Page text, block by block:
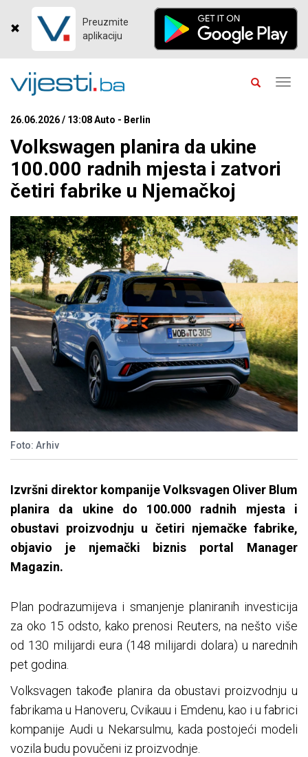
Preuzmite
aplikaciju
26.06.2026 / 13:08 Auto - Berlin
Volkswagen planira da ukine
100.000 radnih mjesta i zatvori
četiri fabrike u Njemačkoj
Foto: Arhiv
Izvršni direktor kompanije Volksvagen Oliver Blum
planira da ukine do 100.000 radnih mjesta i
obustavi proizvodnju u četiri njemačke fabrike,
objavio je njemački biznis portal Manager
Magazin.
Plan podrazumijeva i smanjenje planiranih investicija
za oko 15 odsto, kako prenosi Reuters, na nešto više
od 130 milijardi eura (148 milijardi dolara) u narednih
pet godina.
Volksvagen takođe planira da obustavi proizvodnju u
fabrikama u Hanoveru, Cvikauu i Emdenu, kao i u fabrici
kompanije Audi u Nekarsulmu, kada postojeći modeli
vozila budu povučeni iz proizvodnje.